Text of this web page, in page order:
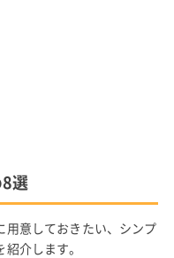
選
用意しておきたい、シンプ
介します。